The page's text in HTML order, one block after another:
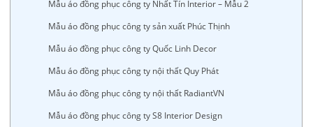
Mẫu áo đồng phục công ty Nhất Tín Interior – Mẫu 2
Mẫu áo đồng phục công ty sản xuất Phúc Thịnh
Mẫu áo đồng phục công ty Quốc Linh Decor
Mẫu áo đồng phục công ty nội thất Quy Phát
Mẫu áo đồng phục công ty nội thất RadiantVN
Mẫu áo đồng phục công ty S8 Interior Design